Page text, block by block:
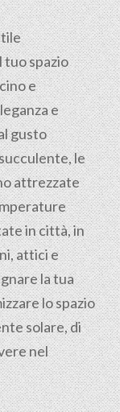
spazio
e
e
gusto
le
attrezzate
in città, in
attici e
la tua
lo spazio
solare, di
nel